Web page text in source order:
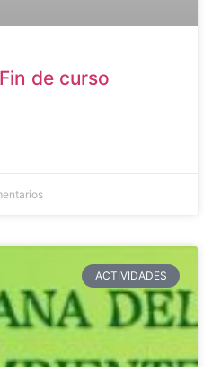
de curso
ACTIVIDADES